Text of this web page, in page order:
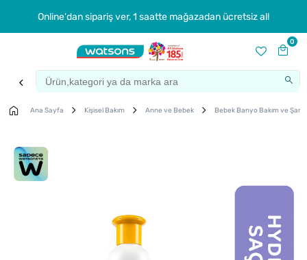
Online'dan sipariş ver, 1 saatte mağazadan ücretsiz al!
0
Ana Sayfa Kişisel Bakım Anne ve Bebek Bebek Banyo Bakım ve